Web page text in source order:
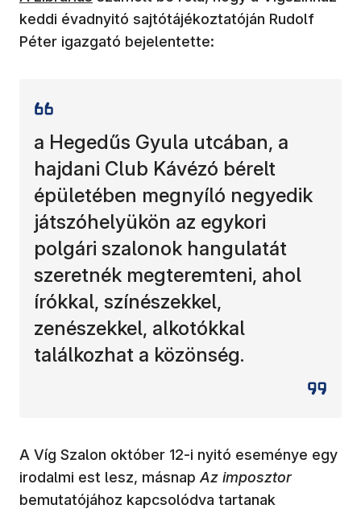
keddi évadnyitó sajtótájékoztatóján Rudolf
Péter igazgató bejelentette:
a Hegedűs Gyula utcában, a
hajdani Club Kávézó bérelt
épületében megnyíló negyedik
játszóhelyükön az egykori
polgári szalonok hangulatát
szeretnék megteremteni, ahol
írókkal, színészekkel,
zenészekkel, alkotókkal
találkozhat a közönség.
A Víg Szalon október 12-i nyitó eseménye egy
irodalmi est lesz, másnap Az imposztor
bemutatójához kapcsolódva tartanak